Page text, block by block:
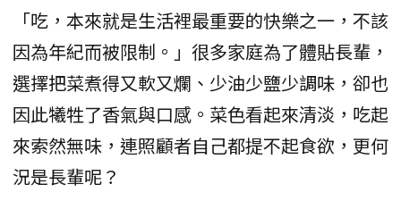
「吃，本來就是生活裡最重要的快樂之一，不該
因為年紀而被限制。」很多家庭為了體貼長輩，
選擇把菜煮得又軟又爛、少油少鹽少調味，卻也
因此犧牲了香氣與口感。菜色看起來清淡，吃起
來索然無味，連照顧者自己都提不起食欲，更何
況是長輩呢？